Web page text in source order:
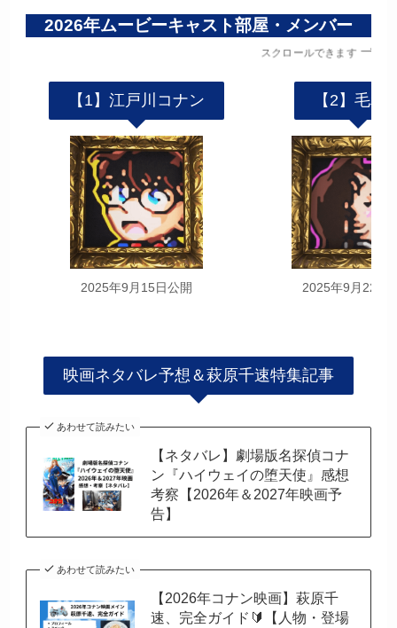
2026年ムービーキャスト部屋・メンバー
スクロールできます
【1】江戸川コナン
2025年9月15日公開
【2】毛利
2025年9月22日
映画ネタバレ予想＆萩原千速特集記事
あわせて読みたい
【ネタバレ】劇場版名探偵コナ
ン『ハイウェイの堕天使』感想
考察【2026年＆2027年映画予
告】
あわせて読みたい
【2026年コナン映画】萩原千
速、完全ガイド🔰【人物・登場